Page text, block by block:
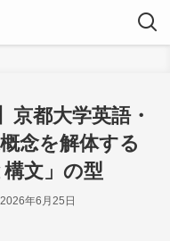
京都大学英語・
念を解体する
構文」の型
2026年6月25日